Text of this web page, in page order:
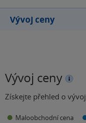
Vývoj ceny
Vývoj ceny
Získejte přehled o
Maloobchodní cena